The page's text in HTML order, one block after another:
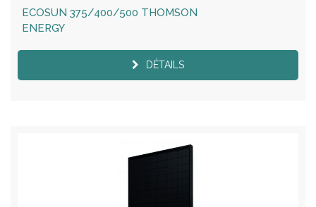
ECOSUN 375/400/500 THOMSON
ENERGY
DÉTAILS